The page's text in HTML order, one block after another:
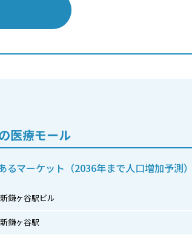
医療モール
マーケット（2036年まで人口増加予測）
新鎌ヶ谷駅ビル
新鎌ヶ谷駅